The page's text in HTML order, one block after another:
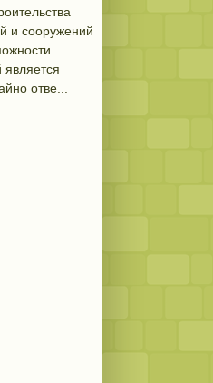
и сооружений
является
отве...